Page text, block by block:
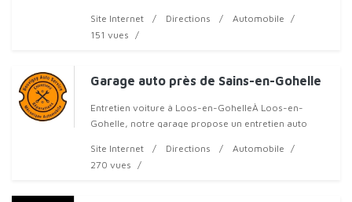
intervient sur tous
Site Internet Directions
Automobile
151 vues
Garage auto près de Sains-en-Gohelle
Entretien voiture à Loos-en-GohelleÀ Loos-en-
Gohelle, notre garage propose un entretien auto
de votre véhicule. N
Site Internet Directions
Automobile
270 vues